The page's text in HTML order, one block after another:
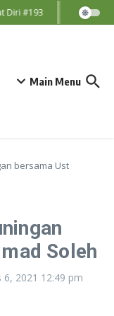
Diri #193
Main Menu
bersama Ust
Soleh
6, 2021 12:49 pm